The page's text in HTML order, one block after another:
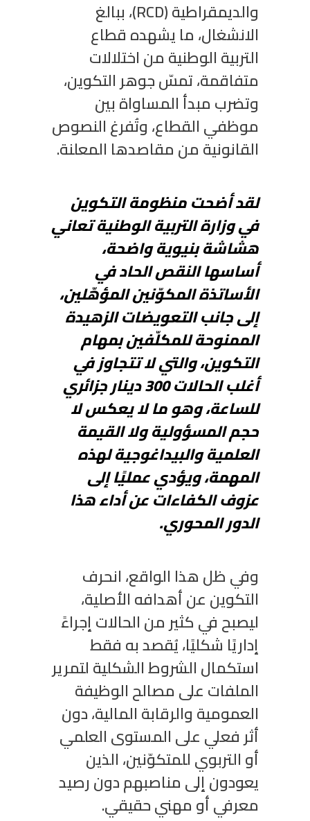
والديمقراطية (DCR)، ببالغ
الانشغال، ما يشهده قطاع
التربية الوطنية من اختلالات
متفاقمة، تمسّ جوهر التكوين،
وتضرب مبدأ المساواة بين
موظفي القطاع، وتُفرغ النصوص
القانونية من مقاصدها المعلنة.
لقد أضحت منظومة التكوين
في وزارة التربية الوطنية تعاني
هشاشة بنيوية واضحة،
أساسها النقص الحاد في
الأساتذة المكوّنين المؤهّلين،
إلى جانب التعويضات الزهيدة
الممنوحة للمكلّفين بمهام
التكوين، والتي لا تتجاوز في
أغلب الحالات 003 دينار جزائري
للساعة، وهو ما لا يعكس لا
حجم المسؤولية ولا القيمة
العلمية والبيداغوجية لهذه
المهمة، ويؤدي عمليًا إلى
عزوف الكفاءات عن أداء هذا
الدور المحوري.
وفي ظل هذا الواقع، انحرف
التكوين عن أهدافه الأصلية،
ليصبح في كثير من الحالات إجراءً
إداريًا شكليًا، يُقصد به فقط
استكمال الشروط الشكلية لتمرير
الملفات على مصالح الوظيفة
العمومية والرقابة المالية، دون
أثر فعلي على المستوى العلمي
أو التربوي للمتكوّنين، الذين
يعودون إلى مناصبهم دون رصيد
معرفي أو مهني حقيقي.